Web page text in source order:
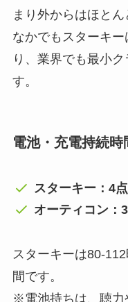
まり外からはほとん
なかでもスターキ
り、業界でも最小
す。
電池・充電持続時
スターキー：4点
オーティコン：
スターキーは80-
間です。
※電池持ちは、聴力